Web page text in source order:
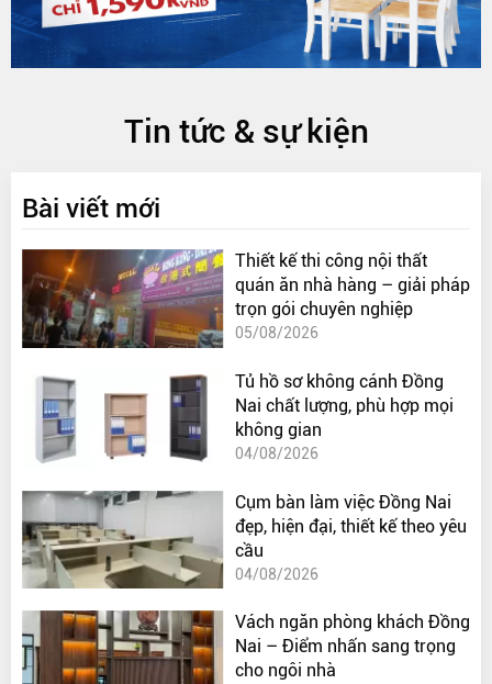
Tin tức & sự kiện
Bài viết mới
Thiết kế thi công nội thất
quán ăn nhà hàng – giải pháp
trọn gói chuyên nghiệp
05/08/2026
Tủ hồ sơ không cánh Đồng
Nai chất lượng, phù hợp mọi
không gian
04/08/2026
Cụm bàn làm việc Đồng Nai
đẹp, hiện đại, thiết kế theo yêu
cầu
04/08/2026
Vách ngăn phòng khách Đồng
Nai – Điểm nhấn sang trọng
cho ngôi nhà